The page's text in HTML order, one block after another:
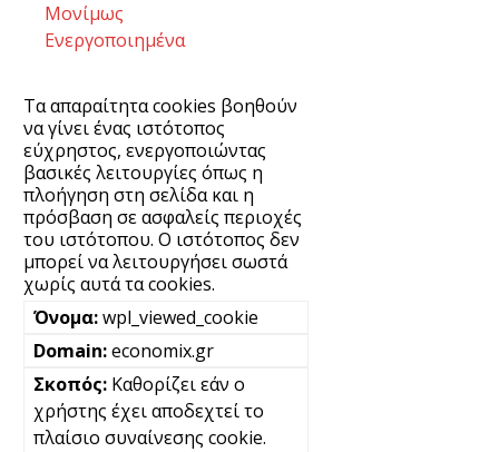
Μονίμως
Ενεργοποιημένα
Τα απαραίτητα cookies βοηθούν
να γίνει ένας ιστότοπος
εύχρηστος, ενεργοποιώντας
βασικές λειτουργίες όπως η
πλοήγηση στη σελίδα και η
πρόσβαση σε ασφαλείς περιοχές
του ιστότοπου. Ο ιστότοπος δεν
μπορεί να λειτουργήσει σωστά
χωρίς αυτά τα cookies.
wpl_viewed_cookie
economix.gr
Καθορίζει εάν ο
χρήστης έχει αποδεχτεί το
πλαίσιο συναίνεσης cookie.